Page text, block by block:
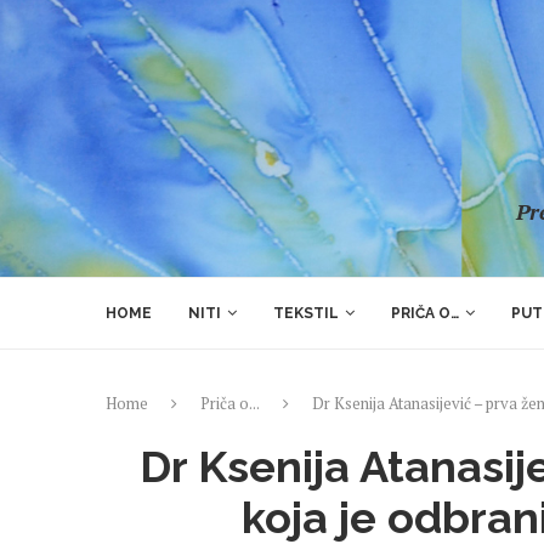
HOME NITI TEKSTIL PRIČA O…
Home Priča o... Dr Ksenija Atanasijević – prva
Dr Ksenija
koja je